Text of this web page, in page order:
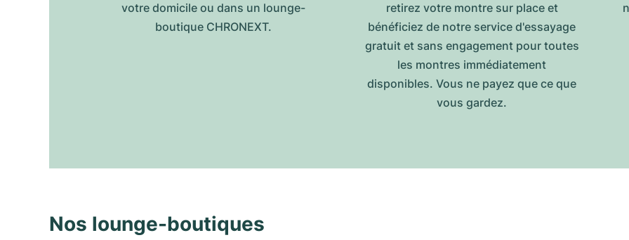
votre domicile ou dans un lounge-
boutique CHRONEXT.
retirez votre montre sur place et
bénéficiez de notre service d'essayage
gratuit et sans engagement pour toutes
les montres immédiatement
disponibles. Vous ne payez que ce que
vous gardez.
Nos lounge-boutiques